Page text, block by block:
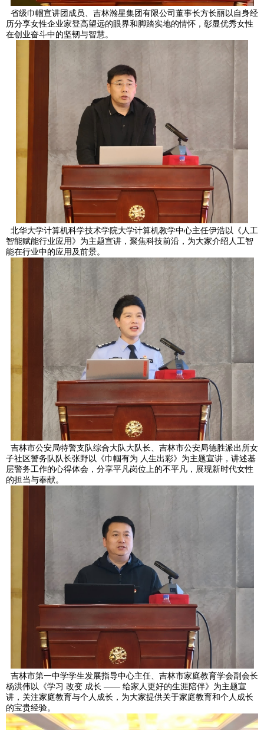
省级巾帼宣讲团成员、吉林瀚星集团有限公司董事长方长丽以自身经
历分享女性企业家登高望远的眼界和脚踏实地的情怀，彰显优秀女性
在创业奋斗中的坚韧与智慧。
北华大学计算机科学技术学院大学计算机教学中心主任伊浩以《人工
智能赋能行业应用》为主题宣讲，聚焦科技前沿，为大家介绍人工智
能在行业中的应用及前景。
吉林市公安局特警支队综合大队大队长、吉林市公安局德胜派出所女
子社区警务队队长张野以《巾帼有为 人生出彩》为主题宣讲，讲述基
层警务工作的心得体会，分享平凡岗位上的不平凡，展现新时代女性
的担当与奉献。
吉林市第一中学学生发展指导中心主任、吉林市家庭教育学会副会长
杨洪伟以《学习 改变 成长 —— 给家人更好的生涯陪伴》为主题宣
讲，关注家庭教育与个人成长，为大家提供关于家庭教育和个人成长
的宝贵经验。